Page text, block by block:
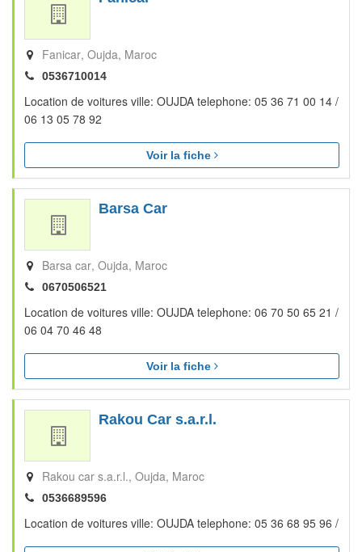
Fanicar Oujda Maroc
0536710014
Location de voitures ville: OUJDA telephone: 05 36 71 00 14 /
06 13 05 78 92
Voir la fiche
Barsa Car
Barsa car Oujda Maroc
0670506521
Location de voitures ville: OUJDA telephone: 06 70 50 65 21 /
06 04 70 46 48
Voir la fiche
Rakou Car s.a.r.l.
Rakou car s.a.r.l. Oujda Maroc
0536689596
Location de voitures ville: OUJDA telephone: 05 36 68 95 96 /